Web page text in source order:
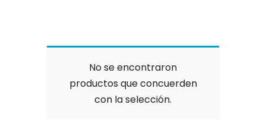
No se encontraron
productos que concuerden
con la selección.